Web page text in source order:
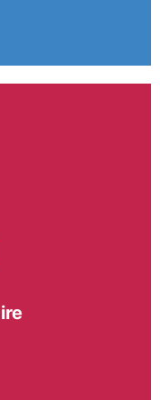
d’Activités
Méridiennes, nous
et individualisée